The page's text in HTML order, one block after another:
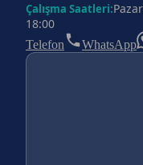
Çalışma Saatleri:
18:00
Telefon WhatsApp